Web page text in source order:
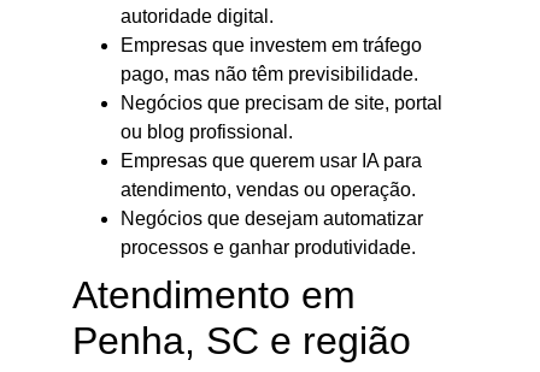
autoridade digital.
Empresas que investem em tráfego
pago, mas não têm previsibilidade.
Negócios que precisam de site, portal
ou blog profissional.
Empresas que querem usar IA para
atendimento, vendas ou operação.
Negócios que desejam automatizar
processos e ganhar produtividade.
Atendimento em
Penha, SC e região